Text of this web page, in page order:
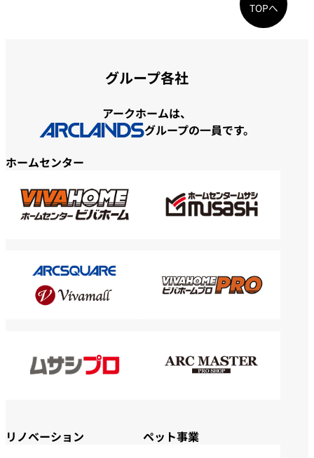
TOPへ
グループ各社
アークホームは、
グループの一員です。
ホームセンター
リノベーション ペット事業